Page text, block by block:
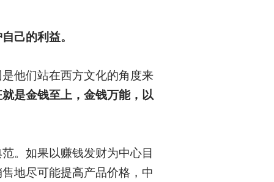
己的利益。
他们站在西方文化的角度来
是金钱至上，金钱万能，以
。如果以赚钱发财为中心目
地尽可能提高产品价格，中